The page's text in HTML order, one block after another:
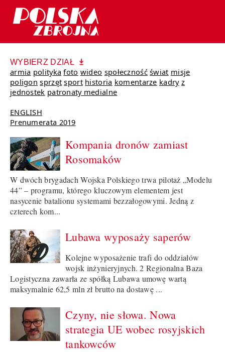
WYBIERZ DZIAŁ
armia polityka foto wideo społeczność świat misje
poligon sprzęt sport historia komentarze kadry z
jednostek patronaty medialne
ENGLISH
Prenumerata 2019
Kompania dronów zamiast
Rosomaków
W dwóch brygadach Wojska Polskiego trwa pilotaż „Modelu
44” – programu, którego kluczowym elementem jest
nasycenie batalionu systemami bezzałogowymi. Jedną z
czterech kom...
Lubawa wyposaży saperów
Kolejne wyposażenie trafi do oddziałów
wojsk inżynieryjnych. 2 Regionalna Baza
Logistyczna zawarła ze spółką Lubawa umowę wartą
maksymalnie 62,5 mln zł brutto na dostawę ...
Czyny, nie słowa. Nowa
strategia UE wobec rosyjskich
tankowców